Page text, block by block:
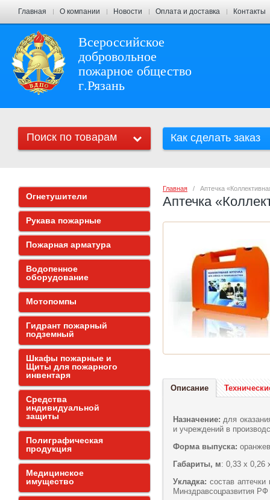
Главная О компании Новости Оплата и доставка Контакты
Всероссийское
добровольное
пожарное общество
г.Рязань
Поиск по товарам Как сделать заказ
Главная
/   Аптечка
Аптечка
Описание
Назначение: для
и учреждений в
Форма выпуска:
Габариты, м: 0,33 х 0,26
Укладка: состав
Минздравсоцразвития РФ
Огнетушители
Рукава пожарные
Пожарная арматура
Водопенное
оборудование
Мотопомпы
Гидрант пожарный
подземный
Шкафы пожарные и
Щиты для пожарного
инвентаря
Средства
индивидуальной
защиты
Полиграфическая
продукция
Медицинское
имущество